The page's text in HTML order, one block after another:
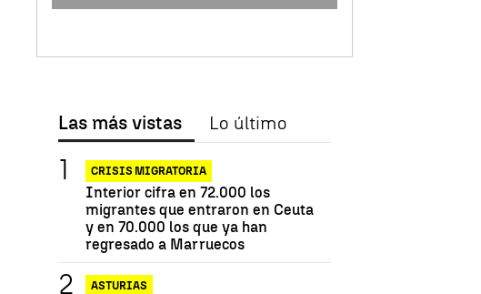
Las más vistas Lo último
CRISIS MIGRATORIA
Interior cifra en 72.000 los
migrantes que entraron en Ceuta
y en 70.000 los que ya han
regresado a Marruecos
ASTURIAS